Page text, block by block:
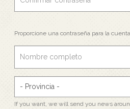
Proporcione una contraseña para la
If you want, we will send you news